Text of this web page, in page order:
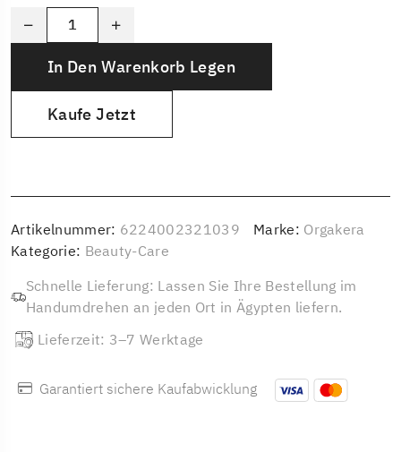
In Den Warenkorb Legen
Kaufe Jetzt
Artikelnummer: 6224002321039 Marke: Orgakera
Kategorie: Beauty-Care
Schnelle Lieferung: Lassen Sie Ihre Bestellung im
Handumdrehen an jeden Ort in Ägypten liefern.
Lieferzeit: 3–7 Werktage
Garantiert sichere Kaufabwicklung